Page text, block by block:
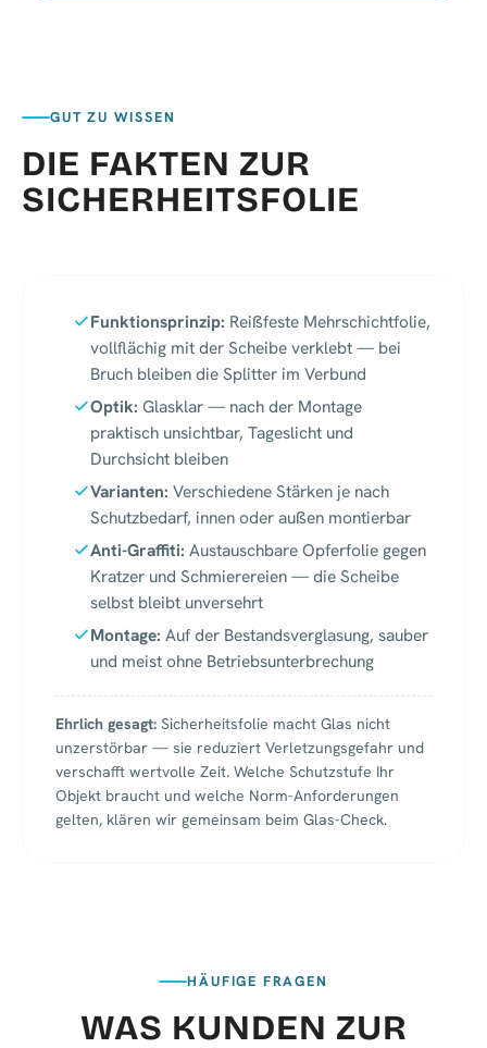
GUT ZU WISSEN
DIE FAKTEN ZUR
SICHERHEITSFOLIE
Funktionsprinzip: Reißfeste Mehrschichtfolie,
vollflächig mit der Scheibe verklebt — bei
Bruch bleiben die Splitter im Verbund
Optik: Glasklar — nach der Montage
praktisch unsichtbar, Tageslicht und
Durchsicht bleiben
Varianten: Verschiedene Stärken je nach
Schutzbedarf, innen oder außen montierbar
Anti-Graffiti: Austauschbare Opferfolie gegen
Kratzer und Schmierereien — die Scheibe
selbst bleibt unversehrt
Montage: Auf der Bestandsverglasung, sauber
und meist ohne Betriebsunterbrechung
Ehrlich gesagt: Sicherheitsfolie macht Glas nicht
unzerstörbar — sie reduziert Verletzungsgefahr und
verschafft wertvolle Zeit. Welche Schutzstufe Ihr
Objekt braucht und welche Norm-Anforderungen
gelten, klären wir gemeinsam beim Glas-Check.
HÄUFIGE FRAGEN
WAS KUNDEN ZUR